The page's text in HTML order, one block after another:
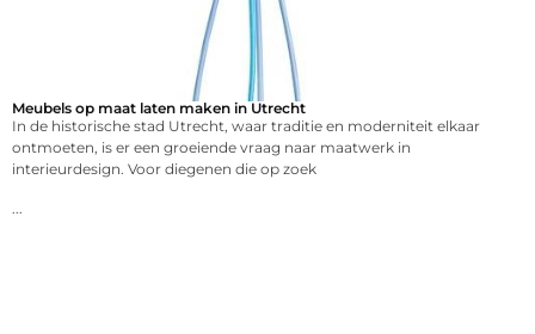
Meubels op maat laten maken in Utrecht
In de historische stad Utrecht, waar traditie en moderniteit elkaar
ontmoeten, is er een groeiende vraag naar maatwerk in
interieurdesign. Voor diegenen die op zoek